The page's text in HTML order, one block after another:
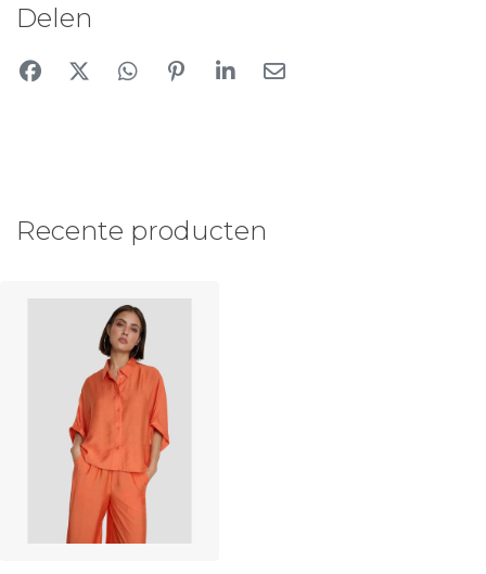
Delen
Recente producten